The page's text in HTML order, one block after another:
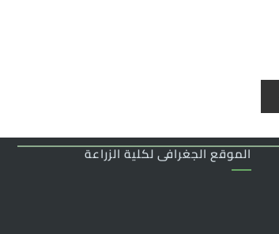
الموقع الجغرافى لكلية الزراعة